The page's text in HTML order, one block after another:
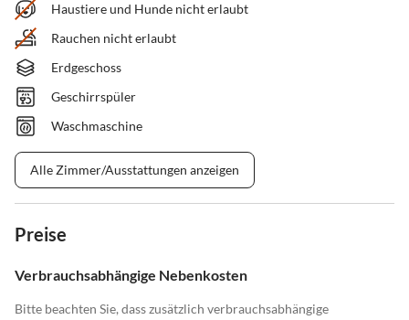
Haustiere und Hunde nicht erlaubt
Rauchen nicht erlaubt
Erdgeschoss
Geschirrspüler
Waschmaschine
Alle Zimmer/Ausstattungen anzeigen
Preise
Verbrauchsabhängige Nebenkosten
Bitte beachten Sie, dass zusätzlich verbrauchsabhängige